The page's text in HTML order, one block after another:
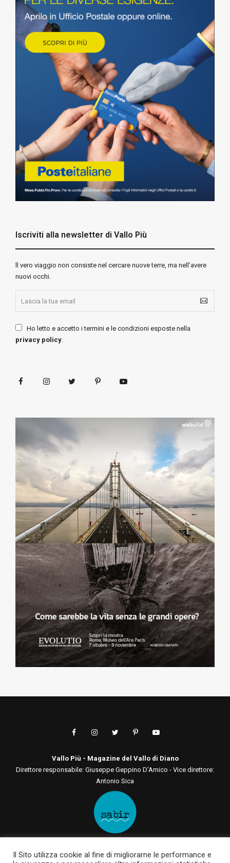
Iscriviti alla newsletter di Vallo Più
ll vero viaggio non consiste nel cercare nuove terre, ma nell’avere
nuovi occhi.
Ho letto e accetto i termini e le condizioni esposte nella
privacy policy.
Vallo Più - Magazine del Vallo di Diano
Direttore responsabile: Giuseppe Geppino D’Amico - Vice direttore:
Antonio Sica
Via San Tommaso D'Aquino, 75 00136 - Roma - RM | Via Roma, 133
Il Sito utilizza cookie al fine di migliorarne le performance e